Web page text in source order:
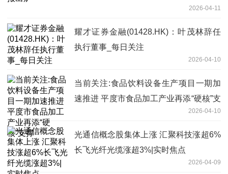
2026-04-11
耀才证券金融(01428.HK)：叶茂林辞任
执行董事_每日关注
2026-04-10
当前关注:食品饮料设备生产项目一期加
速推进 平度市食品加工产业再添“硬核”支
2026-04-10
光通信概念股集体上涨 汇聚科技涨超6%
长飞光纤光缆涨超3%|实时焦点
2026-04-09